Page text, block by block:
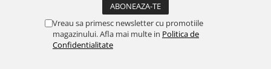
Vreau sa primesc newsletter cu promotiile
magazinului. Afla mai multe in Politica de
Confidentialitate